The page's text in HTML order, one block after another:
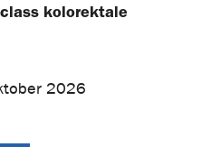
kolorektale
2026